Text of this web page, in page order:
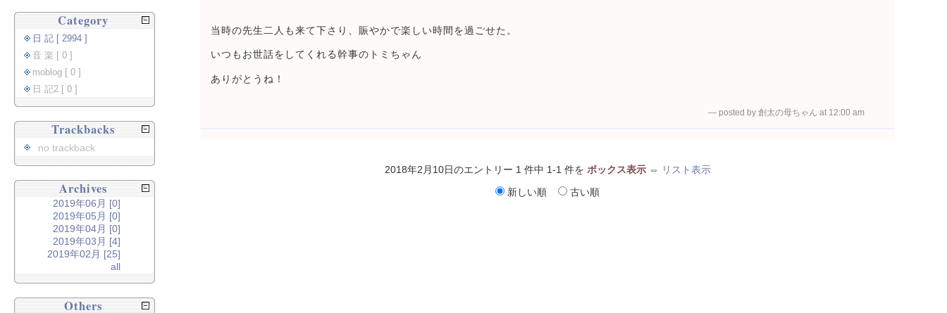
当時の先生二人も来て下さり、賑やかで楽しい時間を過ごせた。
いつもお世話をしてくれる幹事のトミちゃん
ありがとうね！
— posted by 創太の母ちゃん at 12:00 am
2018年2月10日のエントリー 1 件中 1-1 件を ボックス表示⇔
リスト表示
新しい順
古い順
Category
日 記 [ 2994 ]
音 楽 [ 0 ]
moblog [ 0 ]
日 記2 [ 0 ]
Trackbacks
no trackback
Archives
2019年06月 [0]
2019年05月 [0]
2019年04月 [0]
2019年03月 [4]
2019年02月 [25]
all
Others